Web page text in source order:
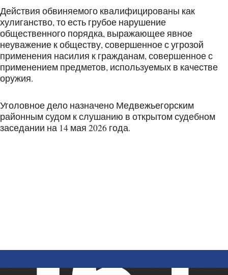
Действия обвиняемого квалифицированы как
хулиганство, то есть грубое нарушение
общественного порядка, выражающее явное
неуважение к обществу, совершенное с угрозой
применения насилия к гражданам, совершенное с
применением предметов, используемых в качестве
оружия.
Уголовное дело назначено Медвежьегорским
районным судом к слушанию в открытом судебном
заседании на 14 мая 2026 года.